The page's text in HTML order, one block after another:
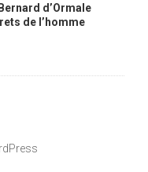
d’Ormale
de l’homme